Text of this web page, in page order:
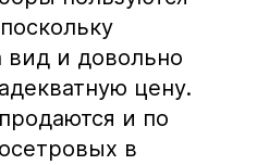
вид и довольно
цену.
и по
в